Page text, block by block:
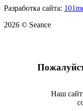
Разработка сайта:
2026 © Seance
Наш сайт